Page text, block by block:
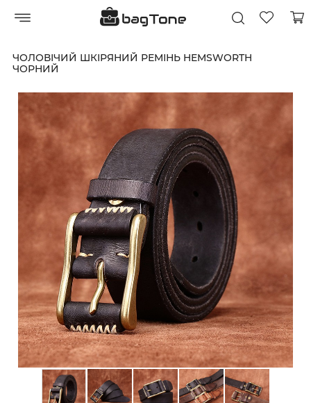
ЧОЛОВІЧИЙ ШКІРЯНИЙ РЕМІНЬ HEMSWORTH
ЧОРНИЙ